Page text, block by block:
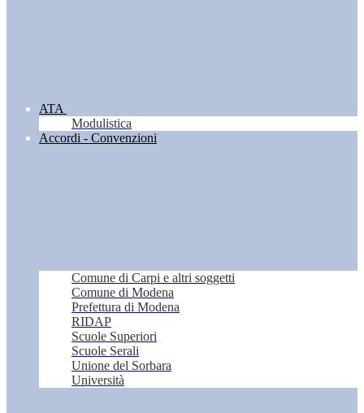
ATA
Modulistica
Accordi - Convenzioni
Comune di Carpi e altri soggetti
Comune di Modena
Prefettura di Modena
RIDAP
Scuole Superiori
Scuole Serali
Unione del Sorbara
Università